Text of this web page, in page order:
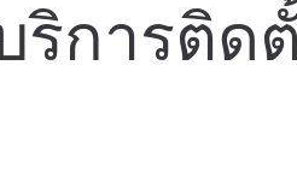
การติด